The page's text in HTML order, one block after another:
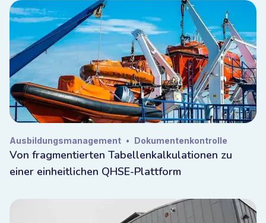
Ausbildungsmanagement • Dokumentenkontrolle
Von fragmentierten Tabellenkalkulationen zu
einer einheitlichen QHSE-Plattform